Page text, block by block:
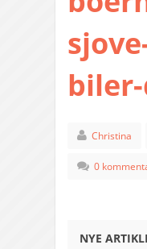
Christina
0
NYE